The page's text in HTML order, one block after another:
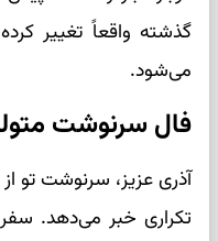
گذشته واقعاً تغییر
می‌شود.
فال سرنوشت
آذری عزیز، سرنوشت تو
تکراری خبر می‌دهد.